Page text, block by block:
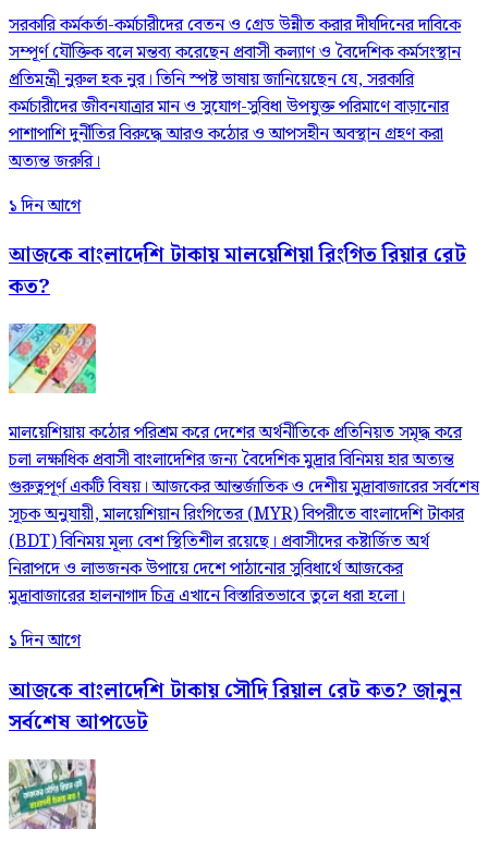
সরকারি কর্মকর্তা-কর্মচারীদের বেতন ও গ্রেড উন্নীত করার দীর্ঘদিনের দাবিকে
সম্পূর্ণ যৌক্তিক বলে মন্তব্য করেছেন প্রবাসী কল্যাণ ও বৈদেশিক কর্মসংস্থান
প্রতিমন্ত্রী নুরুল হক নুর। তিনি স্পষ্ট ভাষায় জানিয়েছেন যে, সরকারি
কর্মচারীদের জীবনযাত্রার মান ও সুযোগ-সুবিধা উপযুক্ত পরিমাণে বাড়ানোর
পাশাপাশি দুর্নীতির বিরুদ্ধে আরও কঠোর ও আপসহীন অবস্থান গ্রহণ করা
অত্যন্ত জরুরি।
১ দিন আগে
আজকে বাংলাদেশি টাকায় মালয়েশিয়া রিংগিত রিয়ার রেট
কত?
মালয়েশিয়ায় কঠোর পরিশ্রম করে দেশের অর্থনীতিকে প্রতিনিয়ত সমৃদ্ধ করে
চলা লক্ষাধিক প্রবাসী বাংলাদেশির জন্য বৈদেশিক মুদ্রার বিনিময় হার অত্যন্ত
গুরুত্বপূর্ণ একটি বিষয়। আজকের আন্তর্জাতিক ও দেশীয় মুদ্রাবাজারের সর্বশেষ
সূচক অনুযায়ী, মালয়েশিয়ান রিংগিতের (MYR) বিপরীতে বাংলাদেশি টাকার
(BDT) বিনিময় মূল্য বেশ স্থিতিশীল রয়েছে। প্রবাসীদের কষ্টার্জিত অর্থ
নিরাপদে ও লাভজনক উপায়ে দেশে পাঠানোর সুবিধার্থে আজকের
মুদ্রাবাজারের হালনাগাদ চিত্র এখানে বিস্তারিতভাবে তুলে ধরা হলো।
১ দিন আগে
আজকে বাংলাদেশি টাকায় সৌদি রিয়াল রেট কত? জানুন
সর্বশেষ আপডেট